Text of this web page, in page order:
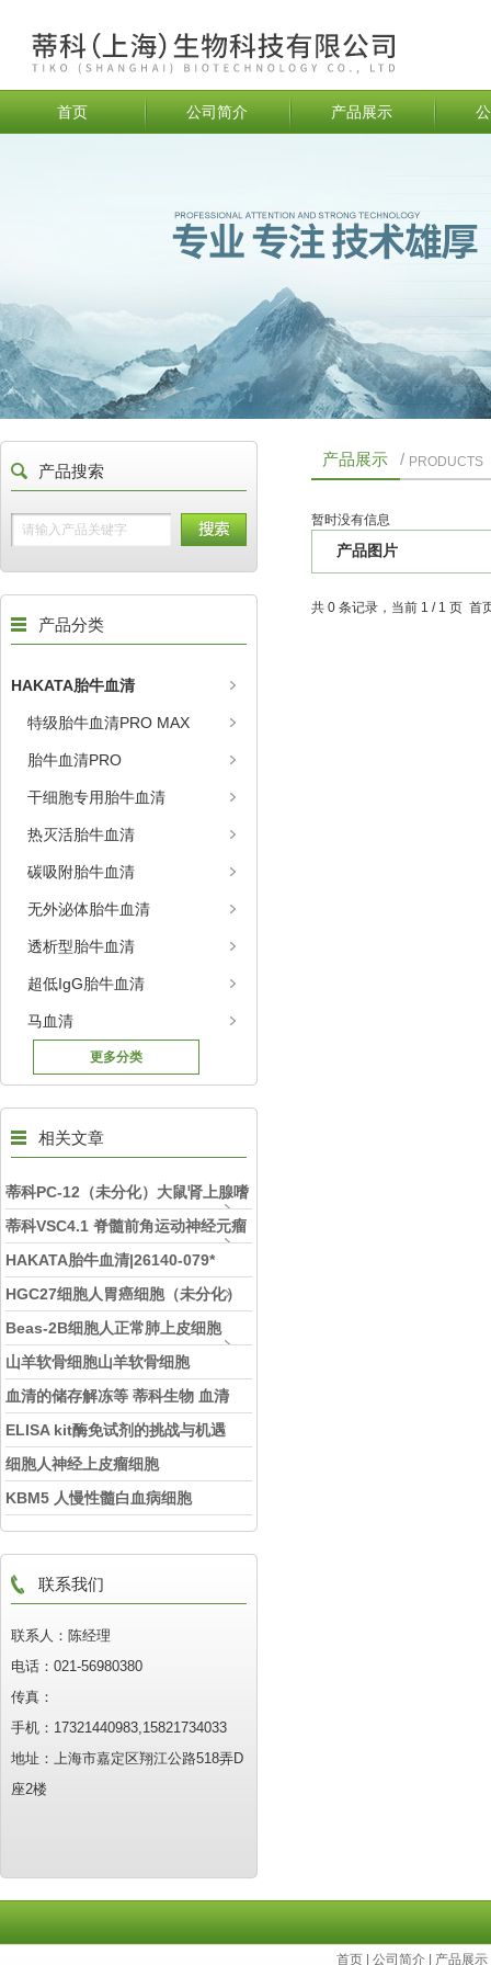
首页 公司简介 产品展示
产品搜索
产品分类
HAKATA胎牛血清
特级胎牛血清PRO MAX
胎牛血清PRO
干细胞专用胎牛血清
热灭活胎牛血清
碳吸附胎牛血清
无外泌体胎牛血清
透析型胎牛血清
超低IgG胎牛血清
马血清
更多分类
相关文章
蒂科PC-12（未分化）大鼠肾上腺嗜
铬细胞瘤细胞（未分化）
蒂科VSC4.1 脊髓前角运动神经元瘤
细胞系
HAKATA胎牛血清|26140-079*
HGC27细胞人胃癌细胞（未分化）
Beas-2B细胞人正常肺上皮细胞
Beas-2B
山羊软骨细胞山羊软骨细胞
血清的储存解冻等 蒂科生物 血清
ELISA kit酶免试剂的挑战与机遇
细胞人神经上皮瘤细胞
KBM5 人慢性髓白血病细胞
联系我们
联系人：陈经理
电话：021-56980380
传真：
手机：17321440983,15821734033
地址：上海市嘉定区翔江公路518弄D
座2楼
产品展示 / PRODUCTS
暂时没有信息
产品图片
共 0 条记录，当前 1 / 1 页
首页 公司简介 产品展示